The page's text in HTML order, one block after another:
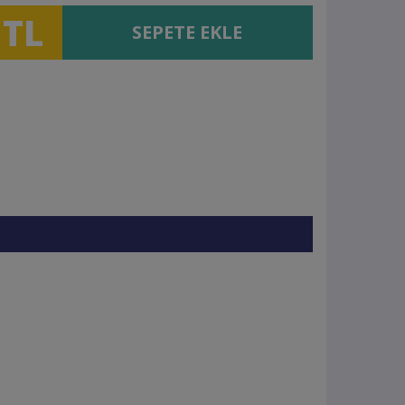
SEPETE EKLE